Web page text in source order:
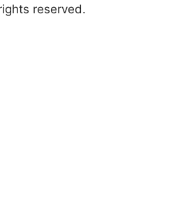
reserved.